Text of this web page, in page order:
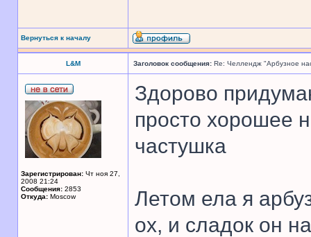
Вернуться к началу
L&M Заголовок сообщения: Re: Челлендж "Арбузное
Зарегистрирован: Чт ноя 27,
2008 21:24
Сообщения: 2853
Откуда: Moscow
Здорово
просто хорошее
частушка
Летом ела я
ох, и сладок он